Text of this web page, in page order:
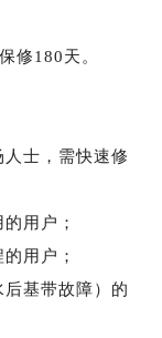
修180天。
士，需快速修
用户；
用户；
基带故障）的